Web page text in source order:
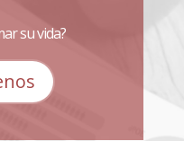
su vida?